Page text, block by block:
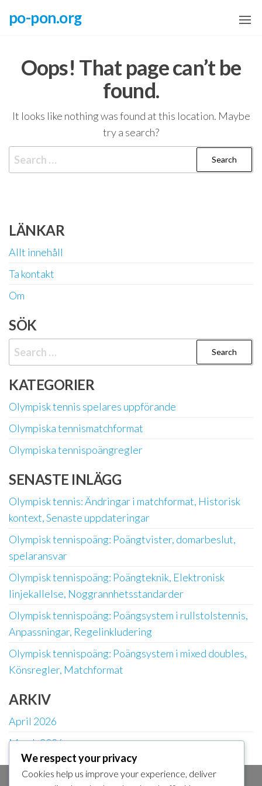
po-pon.org
Oops! That page can’t be
found.
It looks like nothing was found at this location. Maybe
try a search?
for:
LÄNKAR
Allt innehåll
Ta kontakt
Om
SÖK
Search
for:
KATEGORIER
Olympisk tennis spelares uppförande
Olympiska tennismatchformat
Olympiska tennispoängregler
SENASTE INLÄGG
Olympisk tennis: Ändringar i matchformat, Historisk
kontext, Senaste uppdateringar
Olympisk tennispoäng: Poängtvister, domarbeslut,
spelaransvar
Olympisk tennispoäng: Poängteknik, Elektronisk
linjekallelse, Noggrannhetsstandarder
Olympisk tennispoäng: Poängsystem i rullstolstennis,
Anpassningar, Regelinkludering
Olympisk tennispoäng: Poängsystem i mixed doubles,
Könsregler, Matchformat
ARKIV
April 2026
March 2026
We respect your privacy
Cookies help us improve your experience, deliver